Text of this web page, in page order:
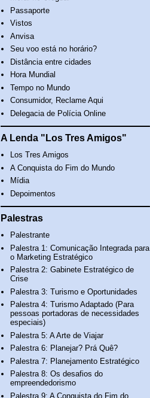
Passaporte
Vistos
Anvisa
Seu voo está no horário?
Distância entre cidades
Hora Mundial
Tempo no Mundo
Consumidor, Reclame Aqui
Delegacia de Polícia Online
A Lenda "Los Tres Amigos"
Los Tres Amigos
A Conquista do Fim do Mundo
Mídia
Depoimentos
Palestras
Palestrante
Palestra 1: Comunicação Integrada para
o Marketing Estratégico
Palestra 2: Gabinete Estratégico de
Crise
Palestra 3: Turismo e Oportunidades
Palestra 4: Turismo Adaptado (Para
pessoas portadoras de necessidades
especiais)
Palestra 5: A Arte de Viajar
Palestra 6: Planejar? Prá Quê?
Palestra 7: Planejamento Estratégico
Palestra 8: Os desafios do
empreendedorismo
Palestra 9: A Conquista do Fim do